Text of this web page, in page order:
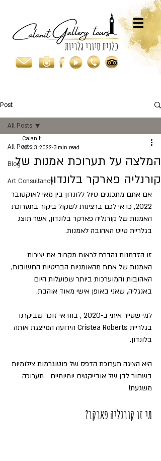
Post
All Posts
Blog
Art Consultancy
All Posts
המלצה על תערוכת אמנות של
קורנליה פארקר בלונדון
Calanit
Apr 13, 2022 3 min read
אם אתם מתכננים טיול ללונדון בין מאי לאוקטובר
2022, כדאי לכם ברצינות לשקול ביקור בתערוכת
האמנות של קורנליה פארקר בלונדון, אשר תוצג
בגלריית טייט האהובה לאמנות.
זו הזדמנות נהדרת לראות מקרוב את יצירות
האמנות של אחת מהאומניות הבריטיות החשובות,
האהובות והמוערכות ביותר שפועלות היום
באנגליה, שאני באופן אישי מאוד אוהבת.
למי שסייר איתי ב-2020 , בוודאי זוכר שביקרנו
בגלריית Cristea Roberts הידועה המייצגת אותה
בלונדון.
היא הציגה תערוכת הדפס של פוטוגרמות צילומיות
בשחור לבן של אובייקטים יומיומיים - תערוכה
משגעת!
מי זו קורנליה פארקר?